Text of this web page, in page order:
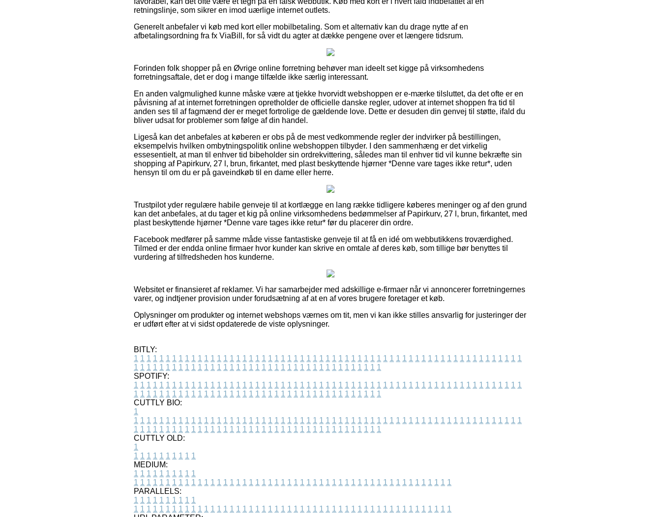
retningslinje, som sikrer en imod uærlige internet outlets.
Generelt anbefaler vi køb med kort eller mobilbetaling. Som et alternativ kan du drage nytte af en
afbetalingsordning fra fx ViaBill, for så vidt du agter at dække pengene over et længere tidsrum.
Forinden folk shopper på en Øvrige online forretning behøver man ideelt set kigge på virksomhedens
forretningsaftale, det er dog i mange tilfælde ikke særlig interessant.
En anden valgmulighed kunne måske være at tjekke hvorvidt webshoppen er e-mærke tilsluttet, da det ofte er en
påvisning af at internet forretningen opretholder de officielle danske regler, udover at internet shoppen fra tid til
anden ses til af fagmænd der er meget fortrolige de gældende love. Dette er desuden din genvej til støtte, ifald du
bliver udsat for problemer som følge af din handel.
Ligeså kan det anbefales at køberen er obs på de mest vedkommende regler der indvirker på bestillingen,
eksempelvis hvilken ombytningspolitik online webshoppen tilbyder. I den sammenhæng er det virkelig
essesentielt, at man til enhver tid bibeholder sin ordrekvittering, således man til enhver tid vil kunne bekræfte sin
shopping af Papirkurv, 27 l, brun, firkantet, med plast beskyttende hjørner *Denne vare tages ikke retur*, uden
hensyn til om du er på gaveindkøb til en dame eller herre.
Trustpilot yder regulære habile genveje til at kortlægge en lang række tidligere køberes meninger og af den grund
kan det anbefales, at du tager et kig på online virksomhedens bedømmelser af Papirkurv, 27 l, brun, firkantet, med
plast beskyttende hjørner *Denne vare tages ikke retur* før du placerer din ordre.
Facebook medfører på samme måde visse fantastiske genveje til at få en idé om webbutikkens troværdighed.
Tilmed er der endda online firmaer hvor kunder kan skrive en omtale af deres køb, som tillige bør benyttes til
vurdering af tilfredsheden hos kunderne.
Websitet er finansieret af reklamer. Vi har samarbejder med adskillige e-firmaer når vi annoncerer forretningernes
varer, og indtjener provision under forudsætning af at en af vores brugere foretager et køb.
Oplysninger om produkter og internet webshops værnes om tit, men vi kan ikke stilles ansvarlig for justeringer der
er udført efter at vi sidst opdaterede de viste oplysninger.
BITLY:
1 1 1 1 1 1 1 1 1 1 1 1 1 1 1 1 1 1 1 1 1 1 1 1 1 1 1 1 1 1 1 1 1 1 1 1 1 1 1 1 1 1 1 1 1 1 1 1 1 1 1 1 1 1 1 1 1 1 1 1 1
1 1 1 1 1 1 1 1 1 1 1 1 1 1 1 1 1 1 1 1 1 1 1 1 1 1 1 1 1 1 1 1 1 1 1 1 1 1 1
SPOTIFY:
1 1 1 1 1 1 1 1 1 1 1 1 1 1 1 1 1 1 1 1 1 1 1 1 1 1 1 1 1 1 1 1 1 1 1 1 1 1 1 1 1 1 1 1 1 1 1 1 1 1 1 1 1 1 1 1 1 1 1 1 1
1 1 1 1 1 1 1 1 1 1 1 1 1 1 1 1 1 1 1 1 1 1 1 1 1 1 1 1 1 1 1 1 1 1 1 1 1 1 1
CUTTLY BIO:
1
1 1 1 1 1 1 1 1 1 1 1 1 1 1 1 1 1 1 1 1 1 1 1 1 1 1 1 1 1 1 1 1 1 1 1 1 1 1 1 1 1 1 1 1 1 1 1 1 1 1 1 1 1 1 1 1 1 1 1 1 1
1 1 1 1 1 1 1 1 1 1 1 1 1 1 1 1 1 1 1 1 1 1 1 1 1 1 1 1 1 1 1 1 1 1 1 1 1 1 1
CUTTLY OLD:
1
1 1 1 1 1 1 1 1 1 1
MEDIUM:
1 1 1 1 1 1 1 1 1 1
1 1 1 1 1 1 1 1 1 1 1 1 1 1 1 1 1 1 1 1 1 1 1 1 1 1 1 1 1 1 1 1 1 1 1 1 1 1 1 1 1 1 1 1 1 1 1 1 1 1
PARALLELS:
1 1 1 1 1 1 1 1 1 1
1 1 1 1 1 1 1 1 1 1 1 1 1 1 1 1 1 1 1 1 1 1 1 1 1 1 1 1 1 1 1 1 1 1 1 1 1 1 1 1 1 1 1 1 1 1 1 1 1 1